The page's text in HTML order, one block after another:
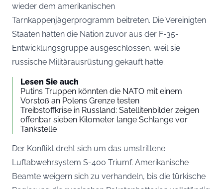
wieder dem amerikanischen
Tarnkappenjägerprogramm beitreten. Die Vereinigten
Staaten hatten die Nation zuvor aus der F-35-
Entwicklungsgruppe ausgeschlossen, weil sie
russische Militärausrüstung gekauft hatte.
Lesen Sie auch
Putins Truppen könnten die NATO mit einem
Vorstoß an Polens Grenze testen
Treibstoffkrise in Russland: Satellitenbilder zeigen
offenbar sieben Kilometer lange Schlange vor
Tankstelle
Der Konflikt dreht sich um das umstrittene
Luftabwehrsystem S-400 Triumf. Amerikanische
Beamte weigern sich zu verhandeln, bis die türkische